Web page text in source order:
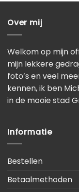
Over mij
Welkom op mijn
mijn lekkere
foto’s en veel
kennen, ik ben
in de mooie stad
Informatie
Bestellen
Betaalmethoden